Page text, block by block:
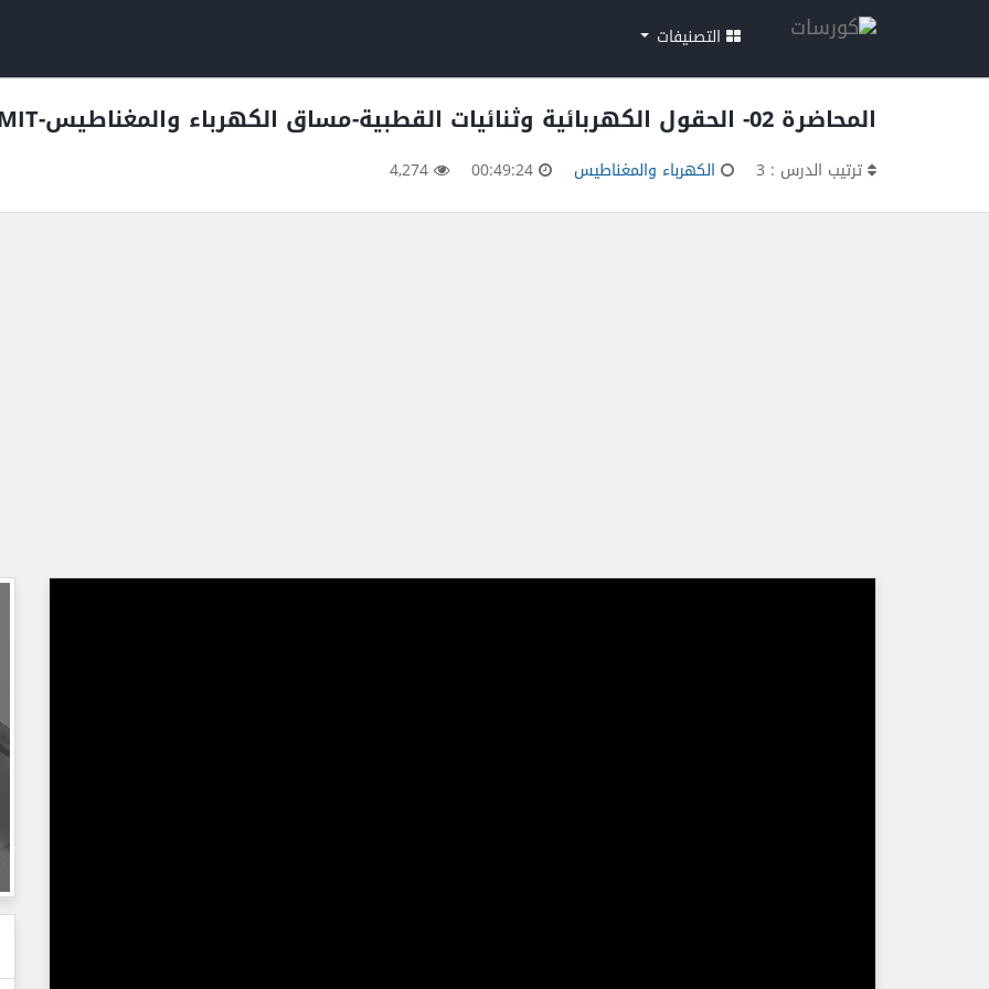
التصنيفات
المحاضرة 02- الحقول الكهربائية وثنائيات القطبية-مساق الكهرباء والمغناطيس-MIT
ترتيب الدرس : 3 الكهرباء والمغناطيس